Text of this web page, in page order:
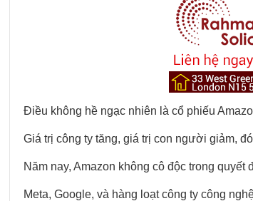
Điều không hề ngạc nhiên là cổ phiếu
Giá trị công ty tăng, giá trị con người giảm,
Năm nay, Amazon không cô độc trong quyết
Meta, Google, và hàng loạt công ty công